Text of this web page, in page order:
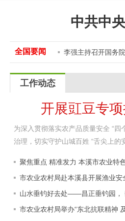
中共中
全国要闻 李强主持召开国务
工作动态
开展豇豆专
为深入贯彻落实农产品质量安全 “
治理，切实守护山城百姓 “舌尖上的
聚焦重点 精准发力 本溪市农业特
市农业农村局赴本溪县开展渔业安
山水垂钓好去处——昌正垂钓园，
市农业农村局举办“东北抗联精神